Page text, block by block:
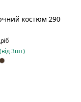
костюм 290
3шт)